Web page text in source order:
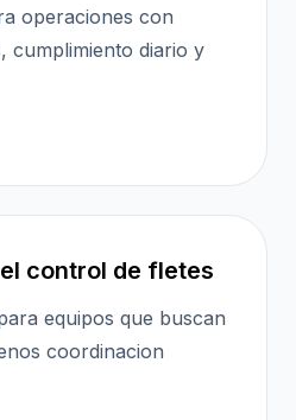
operaciones con
cumplimiento diario y
control de fletes
equipos que buscan
coordinacion